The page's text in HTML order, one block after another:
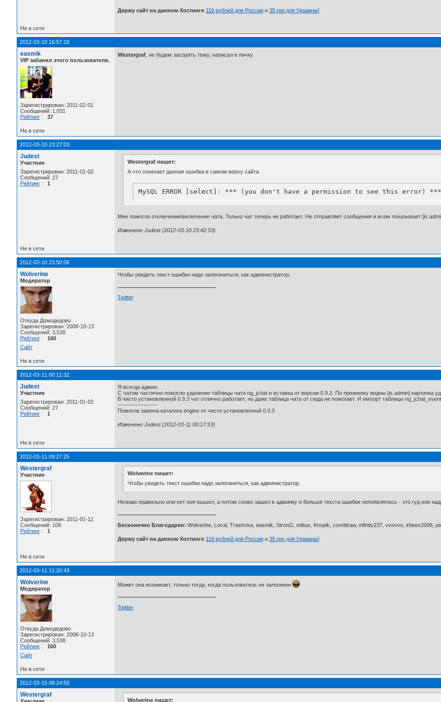
Держу сайт на данном Хостинге 119 рублей для Россиии 35 грн для Украины!
Не в сети
2012-03-10 16:57:19
easmik
VIP забанил этого пользователя.
Зарегистрирован: 2011-02-01
Сообщений: 1,031
Рейтинг: 37
Westergraf, не будем засорять тему, написал в личку
Не в сети
2012-03-10 23:27:03
Judest
Участник
Зарегистрирован: 2011-01-02
Сообщений: 27
Рейтинг: 1
Westergraf пишет:
А что означает данная ошибка в самом верху сайта
MySQL ERROR [select]: *** (you don't have a permission to see this error) ***
Мне помогло отключение\включение чата. Только чат теперь не работает. Не отправляет сообщения и всем показывает
Изменено Judest (2012-03-10 23:42:53)
Не в сети
2012-03-10 23:50:06
Wolverine
Модератор
Откуда Домодедово
Зарегистрирован: 2008-10-13
Сообщений: 3,538
Рейтинг: 160
Сайт
Чтобы увидеть текст ошибки надо залогиниться, как администратор.
Twitter
Не в сети
2012-03-11 00:11:32
Judest
Участник
Зарегистрирован: 2011-01-02
Сообщений: 27
Рейтинг: 1
Я всегда админ.
С чатом частично помогло удаление таблицы чата ng_jchat и вставка от версии 0.9.2. По прежнему видны [is.admin] картинка
В чисто установленной 0.9.3 чат отлично работает, но даже таблица чата от сюда не помогает. И импорт таблицы
--------------------
Помогла замена каталога engine от чисто установленной 0.9.3
Изменено Judest (2012-03-11 00:17:53)
Не в сети
2012-03-11 09:27:25
Westergraf
Участник
Зарегистрирован: 2011-01-12
Сообщений: 108
Рейтинг: 1
Wolverine пишет:
Чтобы увидеть текст ошибки надо залогиниться, как администратор.
Незнаю правильно или нет ноя вышел, а потом сново зашел в админку и больше текста ошибки непоявлялось - это гуд или
Бесконечно Благодарен: Wolverine, Local, Trashcka, easmik, StronG, mittus, Knopik, coreldraw, infinity237, vvovvo, irbees2008,
Держу сайт на данном Хостинге 119 рублей для Россиии 35 грн для Украины!
Не в сети
2012-03-11 11:20:43
Wolverine
Модератор
Откуда Домодедово
Зарегистрирован: 2008-10-13
Сообщений: 3,538
Рейтинг: 160
Сайт
Может она возникает, только тогда, когда пользователь не залогинен
Twitter
Не в сети
2012-03-15 08:24:50
Westergraf
Wolverine пишет: